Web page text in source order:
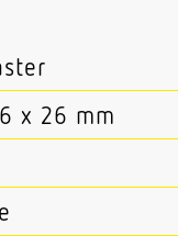
x 26 mm